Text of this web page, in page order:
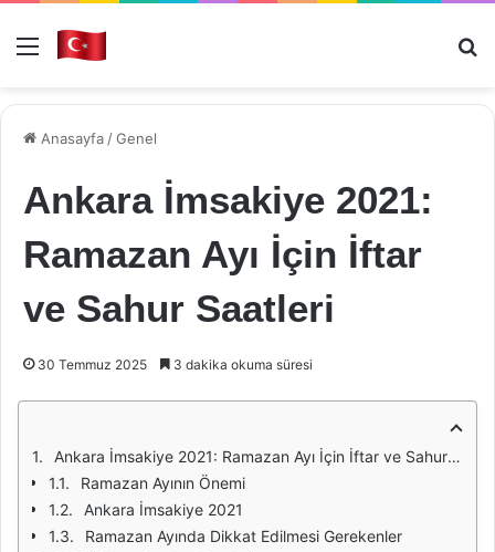
Menü
Anasayfa /Genel
Ankara İmsakiye 2021:
Ramazan Ayı İçin İftar
ve Sahur Saatleri
30 Temmuz 2025 3 dakika okuma süresi
Ankara İmsakiye 2021: Ramazan Ayı İçin İftar ve Sahur Saatleri
Ramazan Ayının Önemi
Ankara İmsakiye 2021
Ramazan Ayında Dikkat Edilmesi Gerekenler